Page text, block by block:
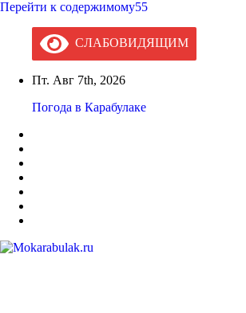
Перейти к содержимому55
СЛАБОВИДЯЩИМ
Пт. Авг 7th, 2026
Погода в Карабулаке